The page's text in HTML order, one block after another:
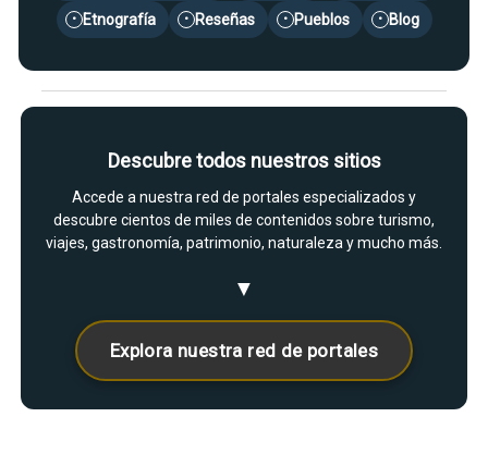
• Etnografía • Reseñas • Pueblos • Blog
Descubre todos nuestros sitios
Accede a nuestra red de portales especializados y
descubre cientos de miles de contenidos sobre turismo,
viajes, gastronomía, patrimonio, naturaleza y mucho más.
▼
Explora nuestra red de portales